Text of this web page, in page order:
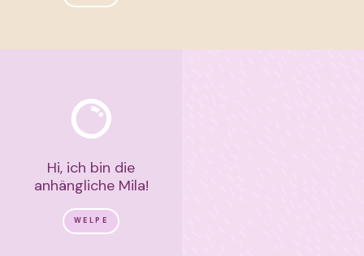
Hi, ich bin die
anhängliche Mila!
WELPE